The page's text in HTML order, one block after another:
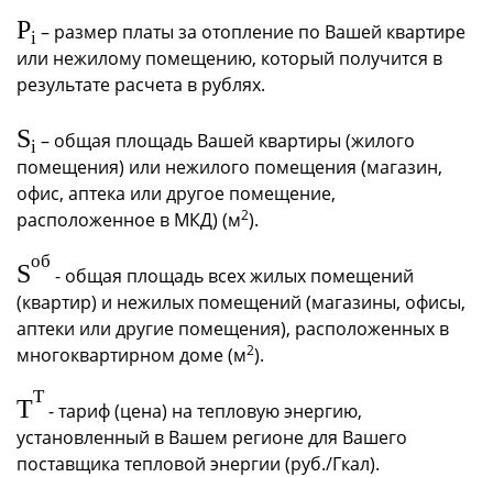
Pi – размер платы за отопление по Вашей квартире
или нежилому помещению, который получится в
результате расчета в рублях.
Si – общая площадь Вашей квартиры (жилого
помещения) или нежилого помещения (магазин,
офис, аптека или другое помещение,
расположенное в МКД) (м2).
Sоб
- общая площадь всех жилых помещений
(квартир) и нежилых помещений (магазины, офисы,
аптеки или другие помещения), расположенных в
многоквартирном доме (м2).
TT
- тариф (цена) на тепловую энергию,
установленный в Вашем регионе для Вашего
поставщика тепловой энергии (руб./Гкал).